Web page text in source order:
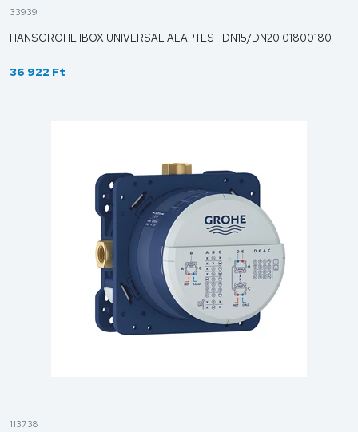
33939
HANSGROHE IBOX UNIVERSAL ALAPTEST DN15/DN20 01800180
36 922 Ft
113738